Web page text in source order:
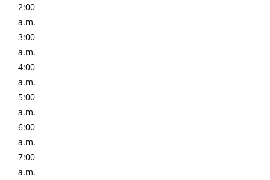
2:00
a.m.
3:00
a.m.
4:00
a.m.
5:00
a.m.
6:00
a.m.
7:00
a.m.